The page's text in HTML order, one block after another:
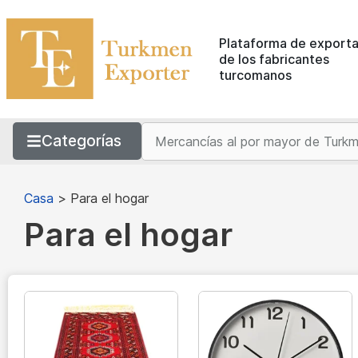
Plataforma de
de los fabricantes
turcomanos
Categorías
Casa > Para el hogar
Para el hogar